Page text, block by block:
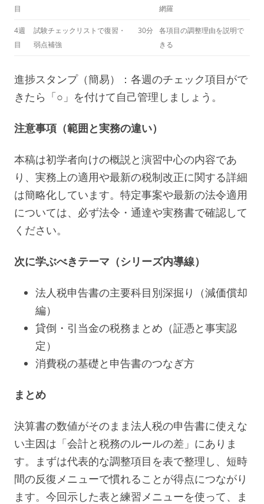
目
網羅
4週
目
試験チェックリストで復習・
弱点補強
30分 各項目の調整理由を説明で
きる
進捗スタンプ（簡易）：各週のチェック項目がで
きたら「○」を付けて自己管理しましょう。
注意事項（範囲と実務の違い）
本稿は初学者向けの概説と演習中心の内容であ
り、実務上の適用や最新の税制改正に関する詳細
は簡略化しています。特定事案や最新の法令適用
については、必ず法令・通達や実務書で確認して
ください。
次に学ぶべきテーマ（シリーズ内導線）
法人税申告書の主要科目別深掘り（減価償却
編）
貸倒・引当金の税務まとめ（証憑と事実認
定）
消費税の基礎と申告書のつなぎ方
まとめ
決算書の数値がそのまま法人税の申告書に使えな
い主因は「会計と税務のルールの差」にありま
す。まずは代表的な調整項目を表で整理し、短時
間の反復メニューで慣れることが得点につながり
ます。今回示した表と練習メニューを使って、ま